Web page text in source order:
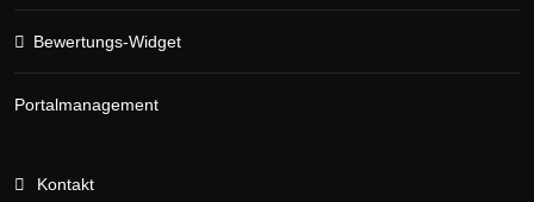
Bewertungs-Widget
Portalmanagement
Kontakt